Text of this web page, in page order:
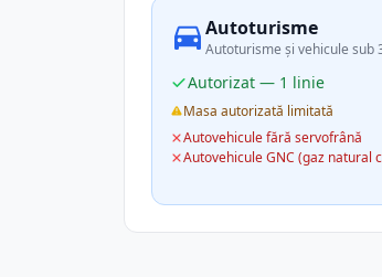
Autoturisme
Autoturisme și vehicule sub
Autorizat — 1 linie
Masa autorizată limitată
Autovehicule fără servofrână
Autovehicule GNC (gaz natural